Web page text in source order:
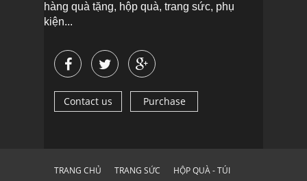
hàng quà tặng, hộp quà, trang sức, phụ
kiện...
Contact us Purchase
TRANG CHỦ TRANG SỨC HỘP QUÀ - TÚI